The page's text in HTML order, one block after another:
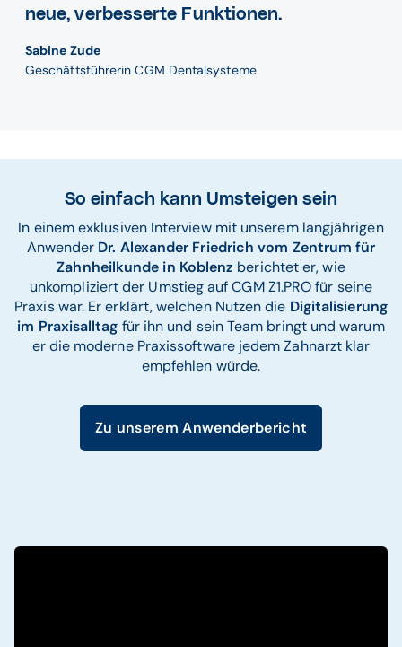
neue, verbesserte Funktionen.
Sabine Zude
Geschäftsführerin CGM Dentalsysteme
So einfach kann Umsteigen sein
In einem exklusiven Interview mit unserem langjährigen
Anwender Dr. Alexander Friedrich vom Zentrum für
Zahnheilkunde in Koblenz berichtet er, wie
unkompliziert der Umstieg auf CGM Z1.PRO für seine
Praxis war. Er erklärt, welchen Nutzen die Digitalisierung
im Praxisalltag für ihn und sein Team bringt und warum
er die moderne Praxissoftware jedem Zahnarzt klar
empfehlen würde.
Zu unserem Anwenderbericht